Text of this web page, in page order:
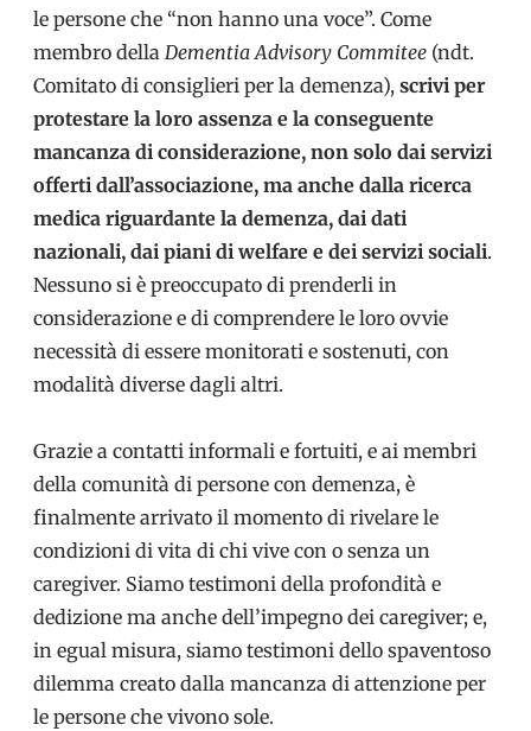
le persone che “non hanno una voce”. Come
membro della Dementia Advisory Commitee (ndt.
Comitato di consiglieri per la demenza), scrivi per
protestare la loro assenza e la conseguente
mancanza di considerazione, non solo dai servizi
offerti dall’associazione, ma anche dalla ricerca
medica riguardante la demenza, dai dati
nazionali, dai piani di welfare e dei servizi sociali.
Nessuno si è preoccupato di prenderli in
considerazione e di comprendere le loro ovvie
necessità di essere monitorati e sostenuti, con
modalità diverse dagli altri.
Grazie a contatti informali e fortuiti, e ai membri
della comunità di persone con demenza, è
finalmente arrivato il momento di rivelare le
condizioni di vita di chi vive con o senza un
caregiver. Siamo testimoni della profondità e
dedizione ma anche dell’impegno dei caregiver; e,
in egual misura, siamo testimoni dello spaventoso
dilemma creato dalla mancanza di attenzione per
le persone che vivono sole.